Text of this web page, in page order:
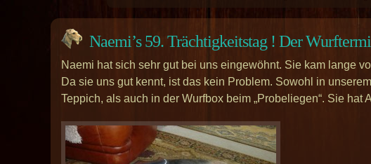
Naemi’s 59. Trächtigkeitstag ! Der
Naemi hat sich sehr gut bei uns eingewöhnt. Sie kam lange
Da sie uns gut kennt, ist das kein Problem. Sowohl in
Teppich, als auch in der Wurfbox beim „Probeliegen“. Sie hat